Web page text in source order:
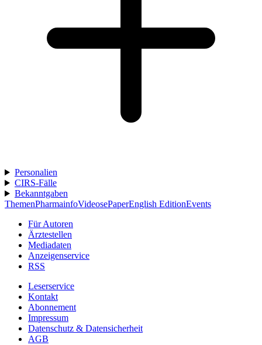
Personalien
CIRS-Fälle
Bekanntgaben
ThemenPharmainfoVideosePaperEnglish EditionEvents
Für Autoren
Ärztestellen
Mediadaten
Anzeigenservice
RSS
Leserservice
Kontakt
Abonnement
Impressum
Datenschutz & Datensicherheit
AGB